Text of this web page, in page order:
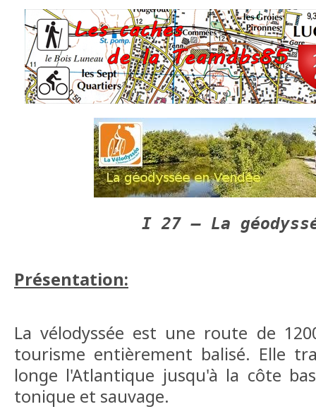
I 27 – La
Présentation:
La vélodyssée est une route de
tourisme entièrement balisé. Elle
longe l'Atlantique jusqu'à la côte
tonique et sauvage.